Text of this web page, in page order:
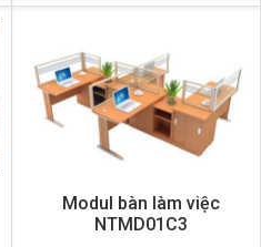
Modul bàn làm việc
NTMD01C3